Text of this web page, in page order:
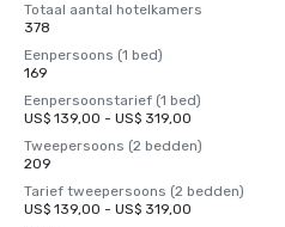
Totaal aantal hotelkamers
378
Eenpersoons (1 bed)
169
Eenpersoonstarief (1 bed)
US$ 139,00 - US$ 319,00
Tweepersoons (2 bedden)
209
Tarief tweepersoons (2 bedden)
US$ 139,00 - US$ 319,00